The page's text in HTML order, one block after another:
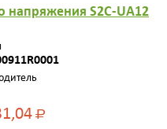
напряжения S2C-UA12
Р